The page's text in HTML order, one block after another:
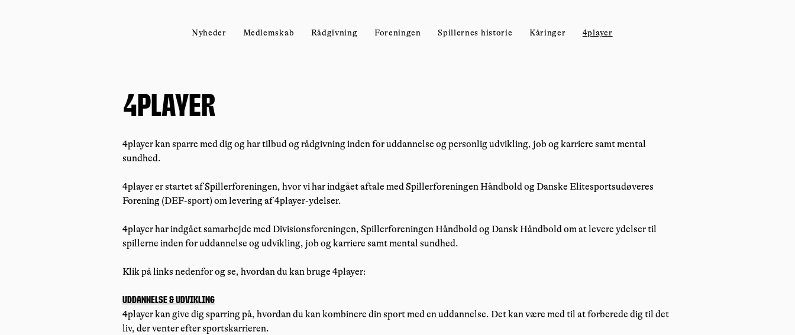
Nyheder Medlemskab Rådgivning Foreningen Spillernes historie Kåringer 4player
4player
4player kan sparre med dig og har tilbud og rådgivning inden for uddannelse og personlig udvikling, job og karriere samt mental
sundhed.
4player er startet af Spillerforeningen, hvor vi har indgået aftale med Spillerforeningen Håndbold og Danske Elitesportsudøveres
Forening (DEF-sport) om levering af 4player-ydelser.
4player har indgået samarbejde med Divisionsforeningen, Spillerforeningen Håndbold og Dansk Håndbold om at levere ydelser til
spillerne inden for uddannelse og udvikling, job og karriere samt mental sundhed.
Klik på links nedenfor og se, hvordan du kan bruge 4player:
Uddannelse & Udvikling
4player kan give dig sparring på, hvordan du kan kombinere din sport med en uddannelse. Det kan være med til at forberede dig til det
liv, der venter efter sportskarrieren.